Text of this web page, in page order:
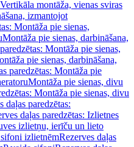
Vertikāla montāža, vienas sviras
izmantojot
Montāža pie sienas,
Montāža pie sienas, darbināšana,
Montāža pie sienas,
pie sienas, darbināšana,
paredzētas: Montāža pie
Montāža pie sienas, divu
Montāža pie sienas, divu
daļas paredzētas:
daļas paredzētas: Izlietnes
izlietņu, ierīču un lieto
izlietnēmRezerves daļas